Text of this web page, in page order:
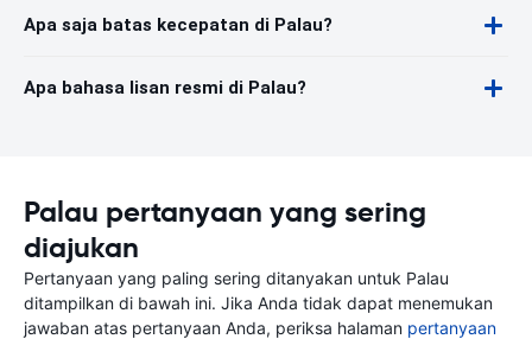
Apa saja batas kecepatan di Palau?
Apa bahasa lisan resmi di Palau?
Palau pertanyaan yang sering
diajukan
Pertanyaan yang paling sering ditanyakan untuk Palau
ditampilkan di bawah ini. Jika Anda tidak dapat menemukan
jawaban atas pertanyaan Anda, periksa halaman pertanyaan